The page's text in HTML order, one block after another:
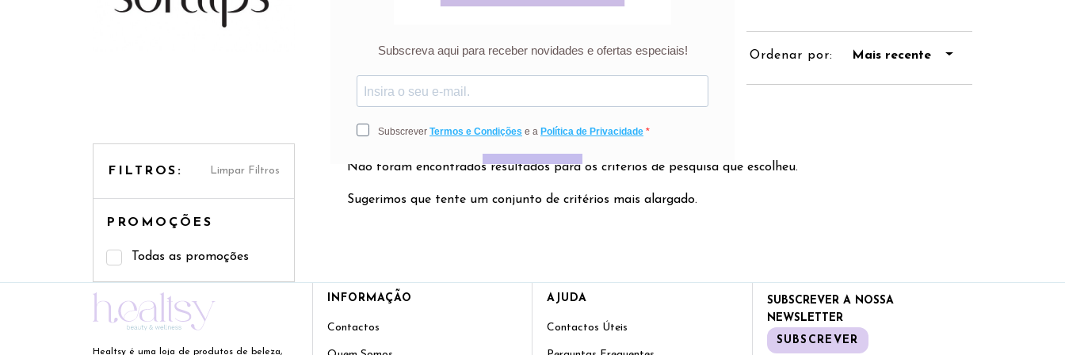
FILTROS: Limpar Filtros
PROMOÇÕES
Todas as promoções
excelente proteção para a exposição solar com FPS 15.
0 produtos Ordenar por: Mais recente
Não foram encontrados resultados
Não foram encontrados resultados para os critérios de pesquisa que escolheu.
Sugerimos que tente um conjunto de critérios mais alargado.
Healtsy é uma loja de produtos de beleza,
INFORMAÇÃO
Contactos
AJUDA
Contactos Úteis
SUBSCREVER A NOSSA
NEWSLETTER
SUBSCREVER